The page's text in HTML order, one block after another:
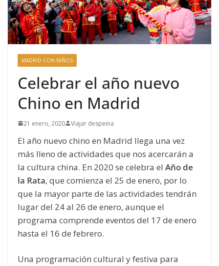
MADRID CON NIÑOS
Celebrar el año nuevo
Chino en Madrid
21 enero, 2020 Viajar despeina
El año nuevo chino en Madrid llega una vez
más lleno de actividades que nos acercarán a
la cultura china. En 2020 se celebra el Año de
la Rata, que comienza el 25 de enero, por lo
que la mayor parte de las actividades tendrán
lugar del 24 al 26 de enero, aunque el
programa comprende eventos del 17 de enero
hasta el 16 de febrero.
Una programación cultural y festiva para